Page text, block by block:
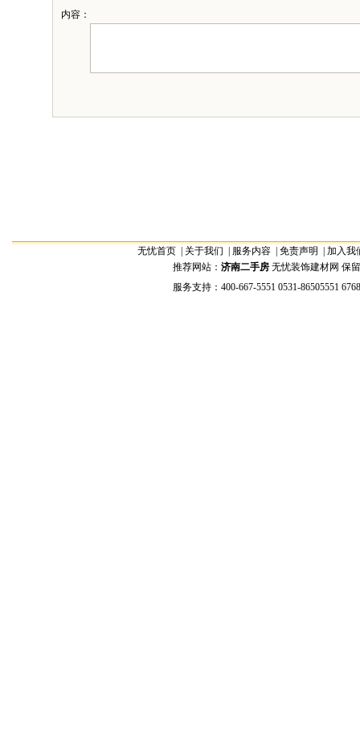
内容：
无忧首页 关于我们 服务内容 免责声明
加入我
推荐网站： 济南二手房 无忧装饰建材网 保
服务支持：400-667-5551 0531-86505551